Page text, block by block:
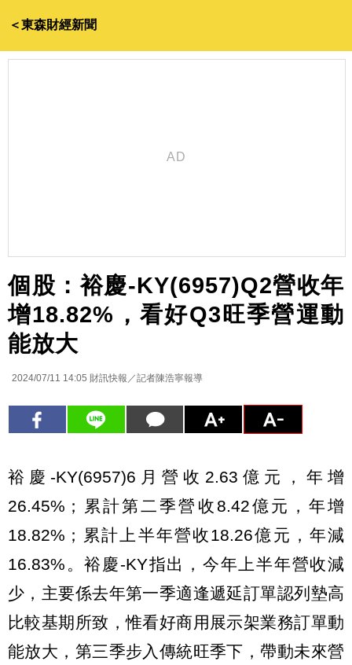
＜東森財經新聞
個股：裕慶-KY(6957)Q2營收年
增18.82%，看好Q3旺季營運動
能放大
2024/07/11 14:05 財訊快報／記者陳浩寧報導
裕慶-KY(6957)6月營收2.63億元，年增
26.45%；累計第二季營收8.42億元，年增
18.82%；累計上半年營收18.26億元，年減
16.83%。裕慶-KY指出，今年上半年營收減
少，主要係去年第一季適逢遞延訂單認列墊高
比較基期所致，惟看好商用展示架業務訂單動
能放大，第三季步入傳統旺季下，帶動未來營